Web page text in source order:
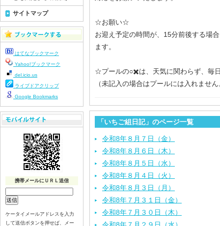
☆お願い☆
お迎え予定の時間が、15分前後する場
ます。
☆プールの○✖️は、天気に関わらず、毎
（未記入の場合はプールには入れませ
「いちご組日記」のページ一覧
令和8年８月７日（金）
令和8年８月６日（木）
令和8年８月５日（水）
令和8年８月４日（火）
令和8年８月３日（月）
令和8年７月３１日（金）
令和8年７月３０日（木）
サイトマップ
はてなブックマーク
Yahoo!ブックマーク
del.icio.us
ライブドアクリップ
Google Bookmarks
携帯メールにＵＲＬ送信
ケータイメールアドレスを入力
して送信ボタンを押せば、メー